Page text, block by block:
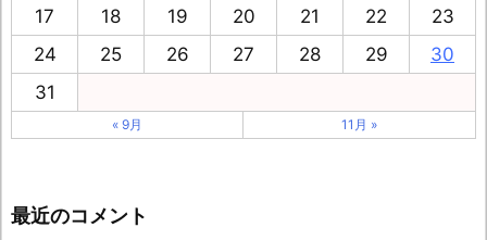
17
18 19 20 21 22
23
24
25 26 27 28 29
30
31
« 9月 11月 »
最近のコメント